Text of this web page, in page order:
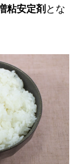
粘安定剤 とな